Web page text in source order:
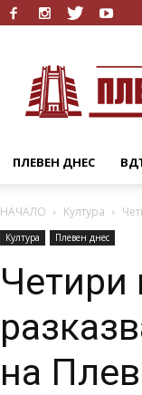
Днес
ПЛЕВЕН ДНЕС
НАЧАЛО Култура
Култура Плевен днес
Четири
на